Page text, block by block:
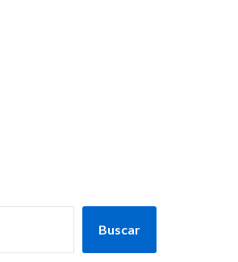
Buscar